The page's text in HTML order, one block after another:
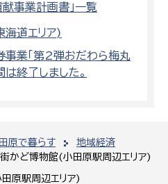
原で暮らす
地域経済
街かど博物館(小田原駅周辺エリア)
原駅周辺エリア)
事業計画書」一覧
道エリア)
事業「第2弾おだわら梅丸
終了しました。